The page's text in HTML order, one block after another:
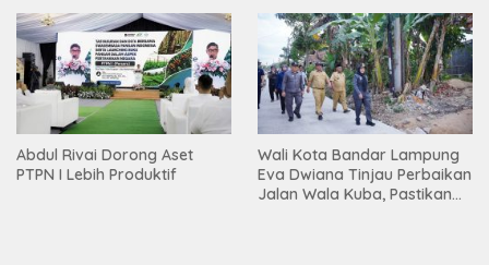
Masyarakat
Abdul Rivai Dorong Aset
PTPN I Lebih Produktif
Wali Kota Bandar Lampung
Eva Dwiana Tinjau Perbaikan
Jalan Wala Kuba, Pastikan